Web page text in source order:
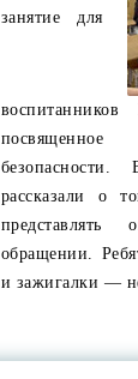
занятие для
рассказали о
представлять
обращении.
и зажигалки —